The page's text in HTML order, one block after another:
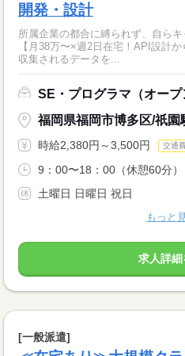
開発・設計
所属企業の都合に縛られず、自ら
【月38万〜×週2日在宅！API設計
収集されるデータを...
SE・プログラマ（オープ
福岡県福岡市博多区/祇園
時給2,380円～3,500円 交通
9：00〜18：00（休憩60分）
土曜日 日曜日 祝日
もっと
求人詳細
[一般派遣]